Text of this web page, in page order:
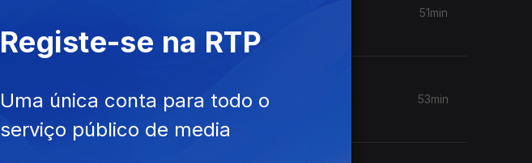
51min
53min
Registe-se na RTP
Uma única conta para todo o
serviço público de media